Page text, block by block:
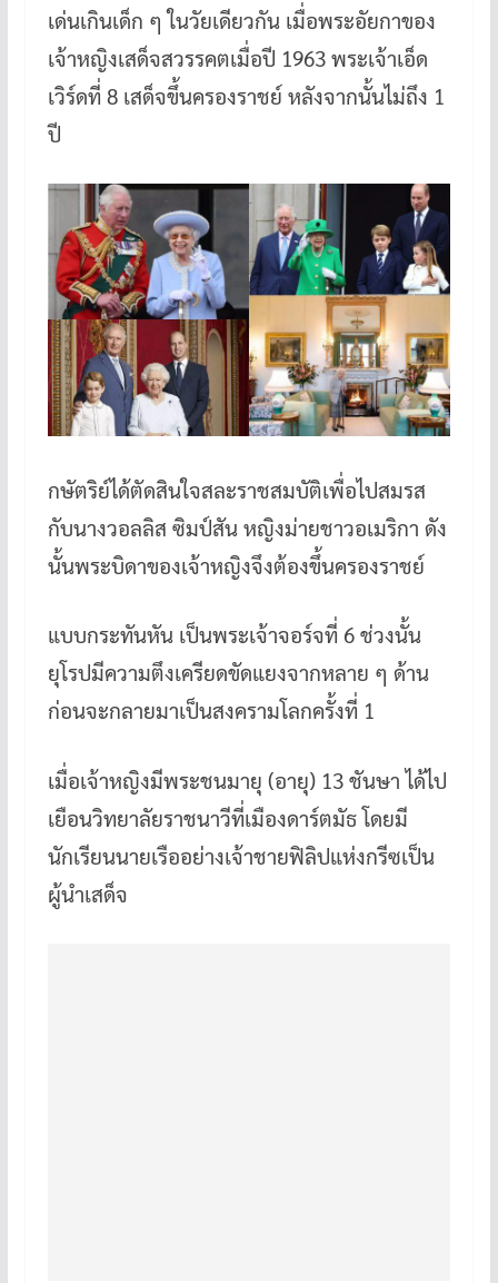
เด่นเกินเด็ก ๆ ในวัยเดียวกัน เมื่อพระอัยกาของ
เจ้าหญิงเสด็จสวรรคตเมื่อปี 1963 พระเจ้าเอ็ด
เวิร์ดที่ 8 เสด็จขึ้นครองราชย์ หลังจากนั้นไม่ถึง 1
ปี
กษัตริย์ได้ตัดสินใจสละราชสมบัติเพื่อไปสมรส
กับนางวอลลิส ซิมป์สัน หญิงม่ายชาวอเมริกา ดัง
นั้นพระบิดาของเจ้าหญิงจึงต้องขึ้นครองราชย์
แบบกระทันหัน เป็นพระเจ้าจอร์จที่ 6 ช่วงนั้น
ยุโรปมีความตึงเครียดขัดแยงจากหลาย ๆ ด้าน
ก่อนจะกลายมาเป็นสงครามโลกครั้งที่ 1
เมื่อเจ้าหญิงมีพระชนมายุ (อายุ) 13 ชันษา ได้ไป
เยือนวิทยาลัยราชนาวีที่เมืองดาร์ตมัธ โดยมี
นักเรียนนายเรืออย่างเจ้าชายฟิลิปแห่งกรีซเป็น
ผู้นำเสด็จ